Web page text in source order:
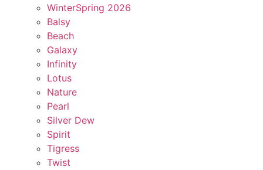
WinterSpring 2026
Balsy
Beach
Galaxy
Infinity
Lotus
Nature
Pearl
Silver Dew
Spirit
Tigress
Twist